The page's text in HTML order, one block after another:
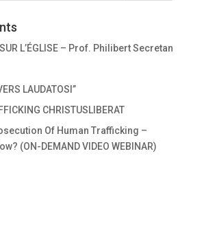
SUR L’ÉGLISE – Prof. Philibert Secretan
LAUDATOSI”
CHRISTUSLIBERAT
Of Human Trafficking –
(ON-DEMAND VIDEO WEBINAR)